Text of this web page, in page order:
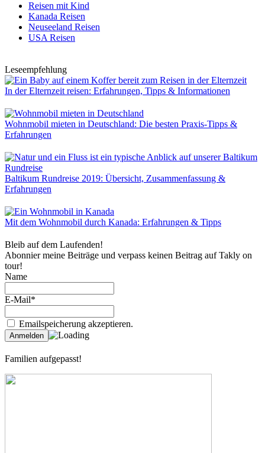
Reisen mit Kind
Kanada Reisen
Neuseeland Reisen
USA Reisen
Leseempfehlung
In der Elternzeit reisen: Erfahrungen, Tipps & Informationen
Wohnmobil mieten in Deutschland: Die besten Praxis-Tipps &
Erfahrungen
Baltikum Rundreise 2019: Übersicht, Zusammenfassung &
Erfahrungen
Mit dem Wohnmobil durch Kanada: Erfahrungen & Tipps
Bleib auf dem Laufenden!
Abonnier meine Beiträge und verpass keinen Beitrag auf Takly on
tour!
Name
E-Mail*
Emailspeicherung akzeptieren.
Familien aufgepasst!